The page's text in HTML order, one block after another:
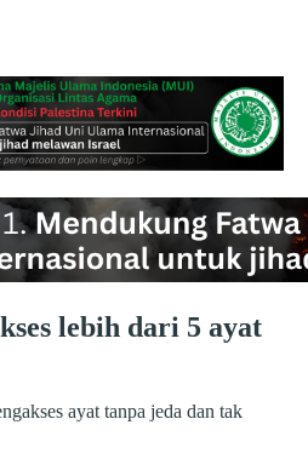
lebih dari 5 ayat
ayat tanpa jeda dan tak